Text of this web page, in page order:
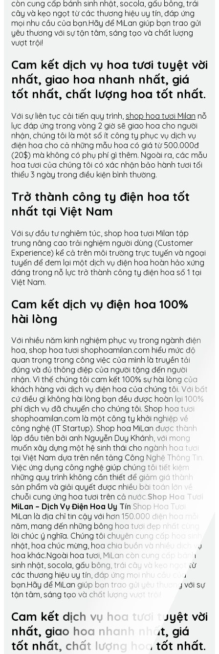
còn cung cấp bánh sinh nhật, socola, gấu bông, trái
cây và kẹo ngọt từ các thương hiệu uy tín, đáp ứng
mọi nhu cầu của bạn.Hãy để MiLan giúp bạn trao gửi
yêu thương với sự tận tâm, sáng tạo và chất lượng
vượt trội!
Cam kết dịch vụ hoa tươi tuyệt vời
nhất, giao hoa nhanh nhất, giá
tốt nhất, chất lượng hoa tốt nhất.
Với sự liên tục cải tiến quy trình, shop hoa tươi Milan nỗ
lực đáp ứng trong vòng 2 giờ sẽ giao hoa cho người
nhận, chúng tôi là một số ít công ty phục vụ dịch vụ
điện hoa cho cả những mẫu hoa có giá từ 500.000đ
(20$) mà không có phụ phí gì thêm. Ngoài ra, các mẫu
hoa tươi của chúng tôi có xác nhận bảo hành tươi tối
thiểu 3 ngày trong điều kiện bình thường.
Trở thành công ty điện hoa tốt
nhất tại Việt Nam
Với sự đầu tư nghiêm túc, shop hoa tươi Milan tập
trung nâng cao trải nghiệm người dùng (Customer
Experience) kể cả trên môi trường trực tuyến và ngoại
tuyến để đem lại một dịch vụ điện hoa hoàn hảo xứng
đáng trong nỗ lực trở thành công ty điện hoa số 1 tại
Việt Nam.
Cam kết dịch vụ điện hoa 100%
hài lòng
Với nhiều năm kinh nghiệm phục vụ trong ngành điện
hoa, shop hoa tươi shophoamilan.com hiểu mức độ
quan trọng trong công việc của mình là truyền tải
đúng và đủ thông điệp của người tặng đến người
nhận. Vì thế chúng tôi cam kết 100% sự hài lòng của
khách hàng với dịch vụ điện hoa của chúng tôi. Với bất
cứ điều gì không hài lòng bạn đều được hoàn lại 100%
phí dịch vụ đã chuyển cho chúng tôi. Shop hoa tươi
shophoamilan.com là một công ty khởi nghiệp về
công nghệ (IT Startup). Shop hoa MiLan được thành
lập đầu tiên bởi anh Nguyễn Duy Khánh, với mong
muốn xây dựng một hệ sinh thái cho ngành hoa tươi
tại Việt Nam dựa trên nền tảng Công Nghệ Thông Tin.
Việc ứng dụng công nghệ giúp chúng tôi tiết kiệm
những quy trình không cần thiết để giảm giá thành
sản phẩm và giải quyết được nhiều bài toán lớn về
chuỗi cung ứng hoa tươi trên cả nước.Shop Hoa Tươi
MiLan – Dịch Vụ Điện Hoa Uy Tín Shop Hoa Tươi
MiLan là địa chỉ tin cậy với hơn 150.000 điện hoa mỗi
năm, mang đến những bông hoa tươi đẹp nhất cùng
lời chúc ý nghĩa. Chúng tôi chuyên cung cấp hoa sinh
nhật, hoa chúc mừng, hoa chia buồn và nhiều dịch vụ
hoa khác.Ngoài hoa tươi, MiLan còn cung cấp bánh
sinh nhật, socola, gấu bông, trái cây và kẹo ngọt từ
các thương hiệu uy tín, đáp ứng mọi nhu cầu của
bạn.Hãy để MiLan giúp bạn trao gửi yêu thương với sự
tận tâm, sáng tạo và chất lượng vượt trội!
Cam kết dịch vụ hoa tươi tuyệt vời
nhất, giao hoa nhanh nhất, giá
tốt nhất, chất lượng hoa tốt nhất.